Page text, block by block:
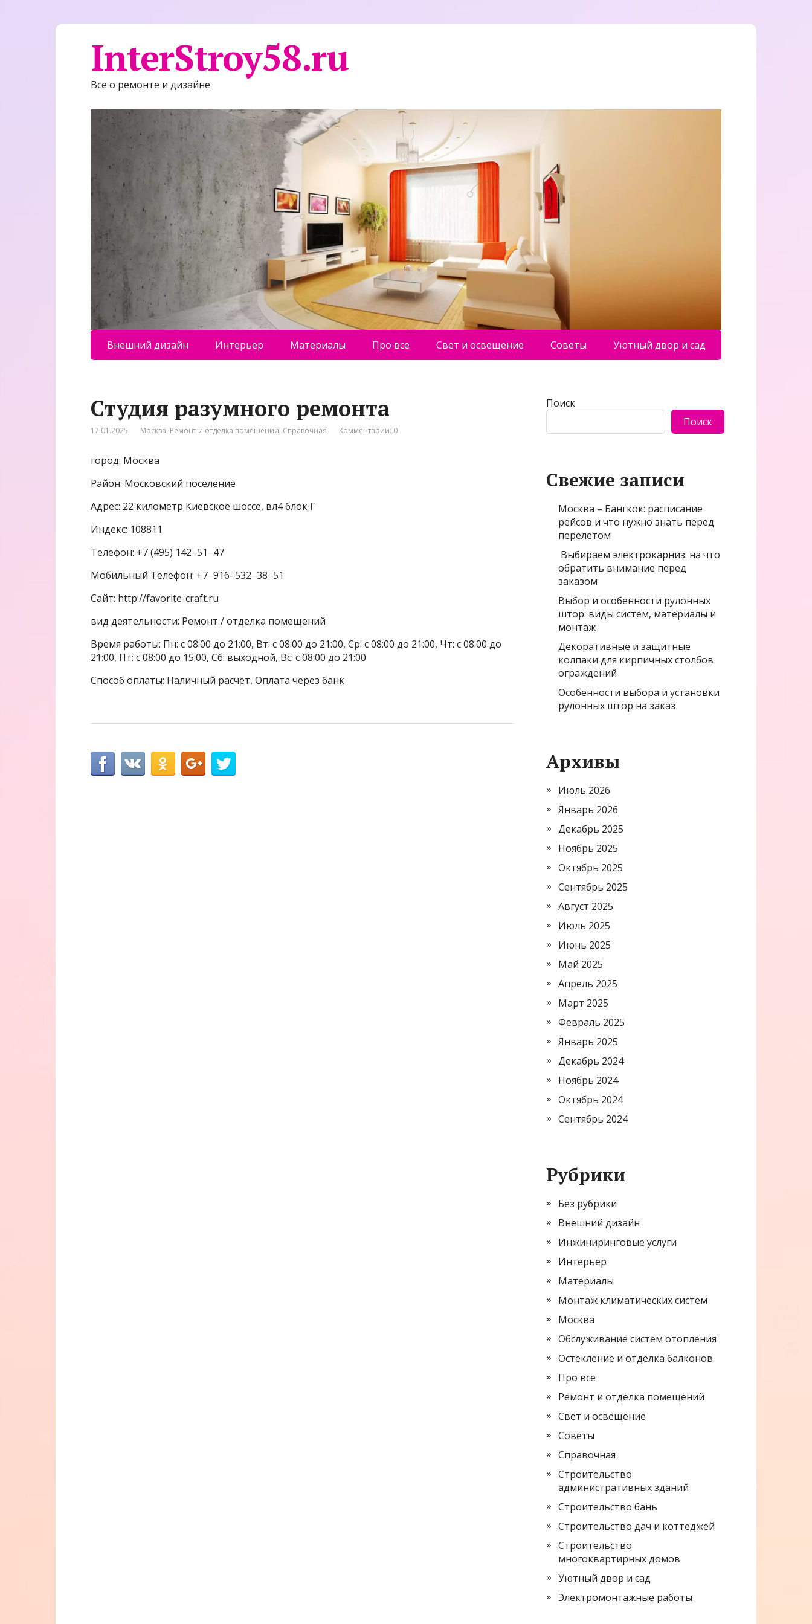
InterStroy58.ru
Все о ремонте и дизайне
Внешний дизайн Интерьер Материалы Про все Свет и освещение Советы Уютный двор и сад
Студия разумного ремонта
17.01.2025 Москва, Ремонт и отделка помещений, Справочная Комментарии: 0
город: Москва
Район: Московский поселение
Адрес: 22 километр Киевское шоссе, вл4 блок Г
Индекс: 108811
Телефон: +7 (495) 142‒51‒47
Мобильный Телефон: +7‒916‒532‒38‒51
Сайт: http://favorite-craft.ru
вид деятельности: Ремонт / отделка помещений
Время работы: Пн: с 08:00 до 21:00, Вт: с 08:00 до 21:00, Ср: с 08:00 до 21:00, Чт: с 08:00 до
21:00, Пт: с 08:00 до 15:00, Сб: выходной, Вс: с 08:00 до 21:00
Способ оплаты: Наличный расчёт, Оплата через банк
Поиск
Поиск
Свежие записи
Москва – Бангкок: расписание
рейсов и что нужно знать перед
перелётом
Выбираем электрокарниз: на что
обратить внимание перед
заказом
Выбор и особенности рулонных
штор: виды систем, материалы и
монтаж
Декоративные и защитные
колпаки для кирпичных столбов
ограждений
Особенности выбора и установки
рулонных штор на заказ
Архивы
Июль 2026
Январь 2026
Декабрь 2025
Ноябрь 2025
Октябрь 2025
Сентябрь 2025
Август 2025
Июль 2025
Июнь 2025
Май 2025
Апрель 2025
Март 2025
Февраль 2025
Январь 2025
Декабрь 2024
Ноябрь 2024
Октябрь 2024
Сентябрь 2024
Рубрики
Без рубрики
Внешний дизайн
Инжиниринговые услуги
Интерьер
Материалы
Монтаж климатических систем
Москва
Обслуживание систем отопления
Остекление и отделка балконов
Про все
Ремонт и отделка помещений
Свет и освещение
Советы
Справочная
Строительство
административных зданий
Строительство бань
Строительство дач и коттеджей
Строительство
многоквартирных домов
Уютный двор и сад
Электромонтажные работы